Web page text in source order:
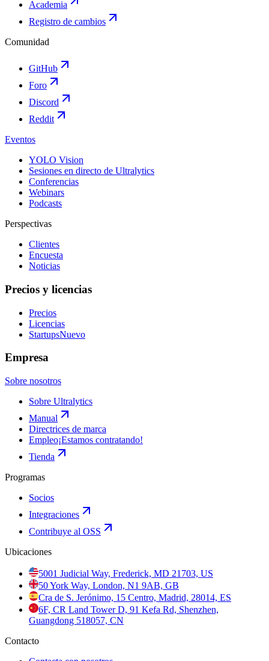
Academia
Registro de cambios
Comunidad
GitHub
Foro
Discord
Reddit
Eventos
YOLO Vision
Sesiones en directo de Ultralytics
Conferencias
Webinars
Podcasts
Perspectivas
Clientes
Encuesta
Noticias
Precios y licencias
Precios
Licencias
StartupsNuevo
Empresa
Sobre nosotros
Sobre Ultralytics
Manual
Directrices de marca
Empleo¡Estamos contratando!
Tienda
Programas
Socios
Integraciones
Contribuye al OSS
Ubicaciones
5001 Judicial Way, Frederick, MD 21703, US
50 York Way, London, N1 9AB, GB
Cra de S. Jerónimo, 15 Centro, Madrid, 28014, ES
6F, CR Land Tower D, 91 Kefa Rd, Shenzhen,
Guangdong 518057, CN
Contacto